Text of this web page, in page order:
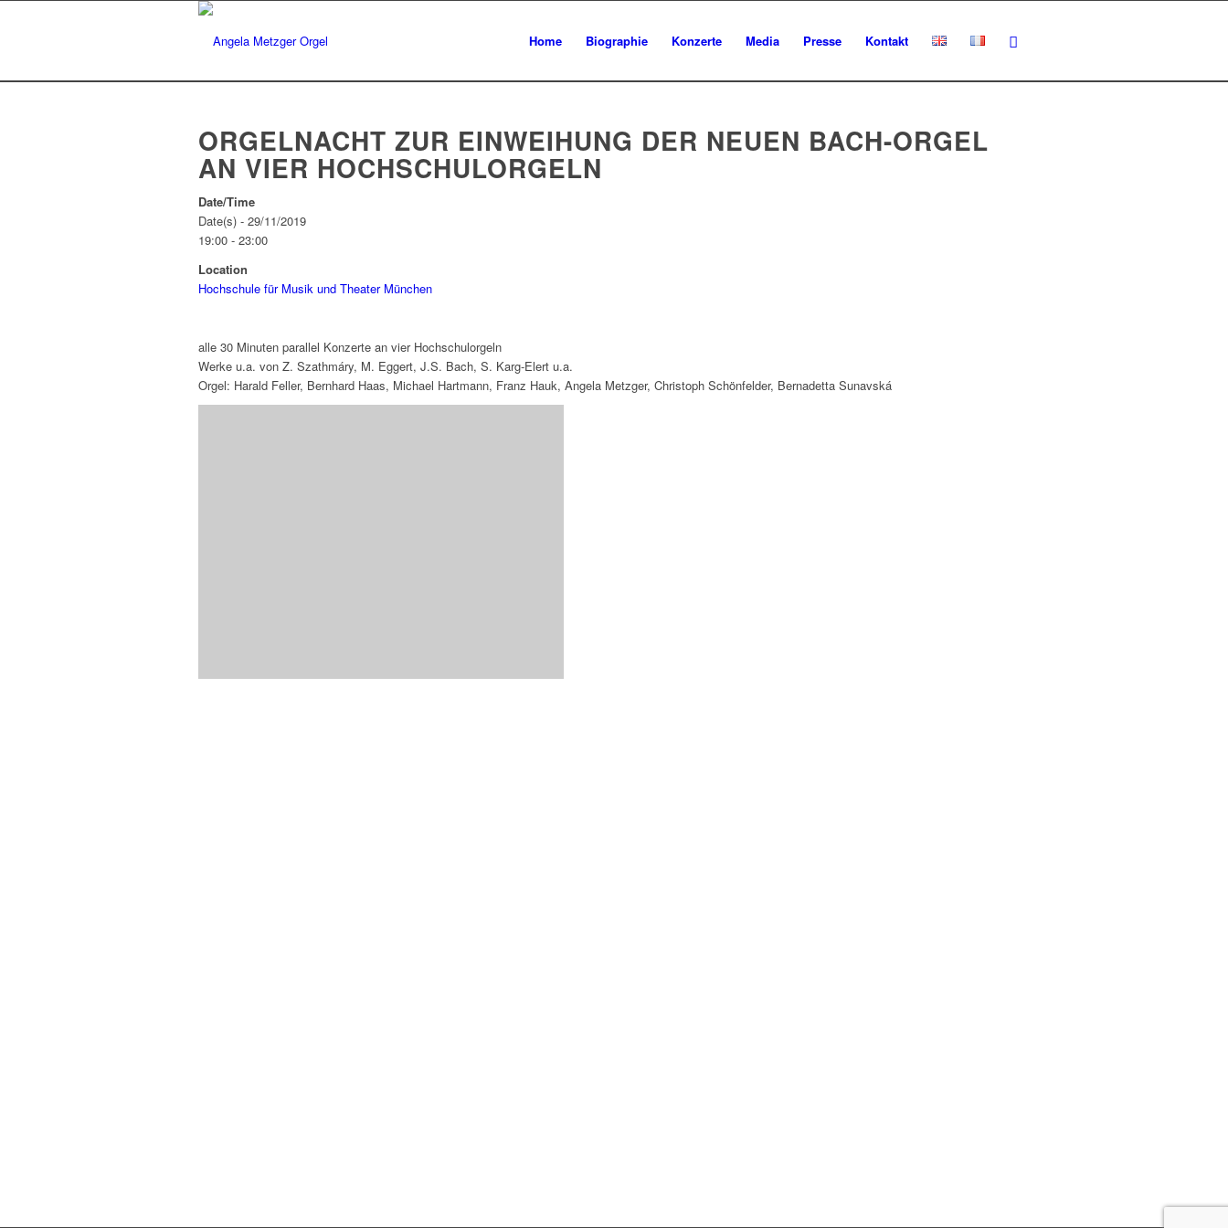
Home Biographie Konzerte Media Presse Kontakt
ORGELNACHT ZUR EINWEIHUNG DER NEUEN BACH-ORGEL
AN VIER HOCHSCHULORGELN
Date/Time
Date(s) - 29/11/2019
19:00 - 23:00
Location
Hochschule für Musik und Theater München
alle 30 Minuten parallel Konzerte an vier Hochschulorgeln
Werke u.a. von Z. Szathmáry, M. Eggert, J.S. Bach, S. Karg-Elert u.a.
Orgel: Harald Feller, Bernhard Haas, Michael Hartmann, Franz Hauk, Angela Metzger, Christoph Schönfelder, Bernadetta Sunavská